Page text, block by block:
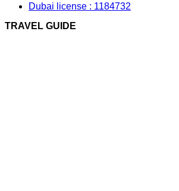
Dubai license : 1184732
TRAVEL GUIDE